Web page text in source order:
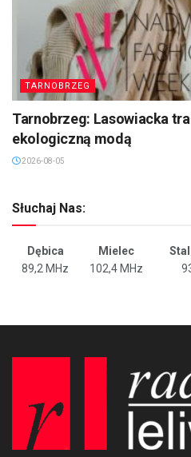
TARNOBRZEG
Tarnobrzeg: Lasowiacka
ekologiczną modą
2026-08-05
Słuchaj Nas:
Dębica Mielec
89,2 MHz
102,4 MHz